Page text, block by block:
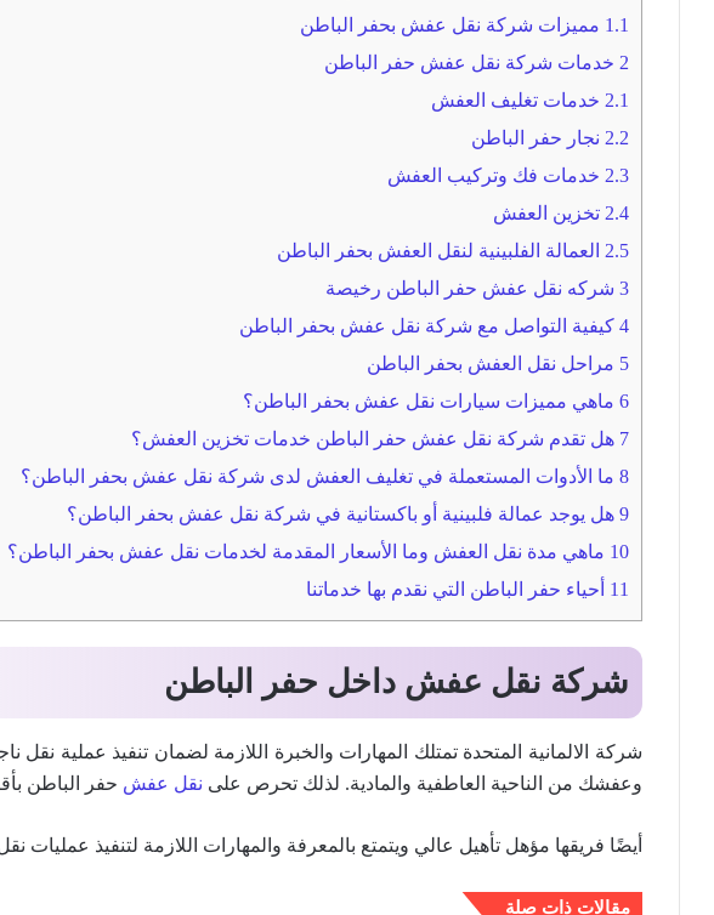
1.1 مميزات شركة نقل عفش بحفر الباطن
2 خدمات شركة نقل عفش حفر الباطن
2.1 خدمات تغليف العفش
2.2 نجار حفر الباطن
2.3 خدمات فك وتركيب العفش
2.4 تخزين العفش
2.5 العمالة الفلبينية لنقل العفش بحفر الباطن
3 شركه نقل عفش حفر الباطن رخيصة
4 كيفية التواصل مع شركة نقل عفش بحفر الباطن
5 مراحل نقل العفش بحفر الباطن
6 ماهي مميزات سيارات نقل عفش بحفر الباطن؟
7 هل تقدم شركة نقل عفش حفر الباطن خدمات تخزين العفش؟
8 ما الأدوات المستعملة في تغليف العفش لدى شركة نقل عفش بحفر الباطن؟
9 هل يوجد عمالة فلبينية أو باكستانية في شركة نقل عفش بحفر الباطن؟
10 ماهي مدة نقل العفش وما الأسعار المقدمة لخدمات نقل عفش بحفر الباطن؟
11 أحياء حفر الباطن التي نقدم بها خدماتنا
شركة نقل عفش داخل حفر الباطن
شركة الالمانية المتحدة تمتلك المهارات والخبرة اللازمة لضمان تنفيذ عملية نقل
وعفشك من الناحية العاطفية والمادية. لذلك تحرص على نقل عفش حفر الباطن
أيضًا فريقها مؤهل تأهيل عالي ويتمتع بالمعرفة والمهارات اللازمة لتنفيذ عمليات
مقالات ذات صلة